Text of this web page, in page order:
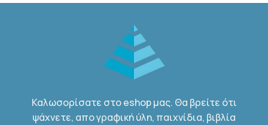
€14.00.
Καλωσορίσατε στο eshop μας. Θα βρείτε ότι
ψάχνετε, απο γραφική ύλη, παιχνίδια, βιβλία